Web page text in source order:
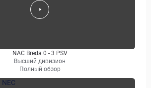
NAC Breda 0 - 3 PSV
Высший дивизион
Полный обзор